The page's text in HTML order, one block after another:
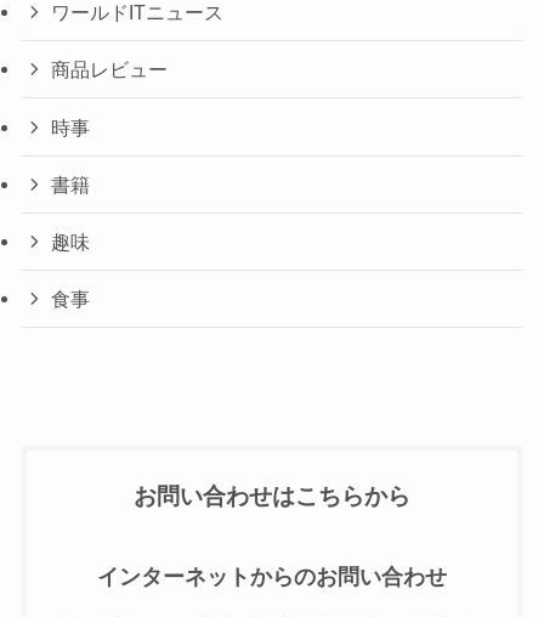
ワールドITニュース
商品レビュー
時事
書籍
趣味
食事
お問い合わせはこちらから
インターネットからのお問い合わせ